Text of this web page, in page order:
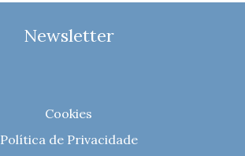
Newsletter
Cookies
Política de Privacidade